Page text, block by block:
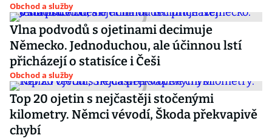
Obchod a služby
Vlna podvodů s ojetinami decimuje
Německo. Jednoduchou, ale účinnou lstí
přicházejí o statisíce i Češi
Obchod a služby
Top 20 ojetin s nejčastěji stočenými
kilometry. Němci vévodí, Škoda překvapivě
chybí